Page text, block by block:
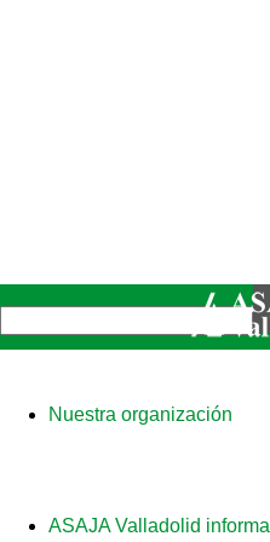
Nuestra organización
ASAJA Valladolid informa